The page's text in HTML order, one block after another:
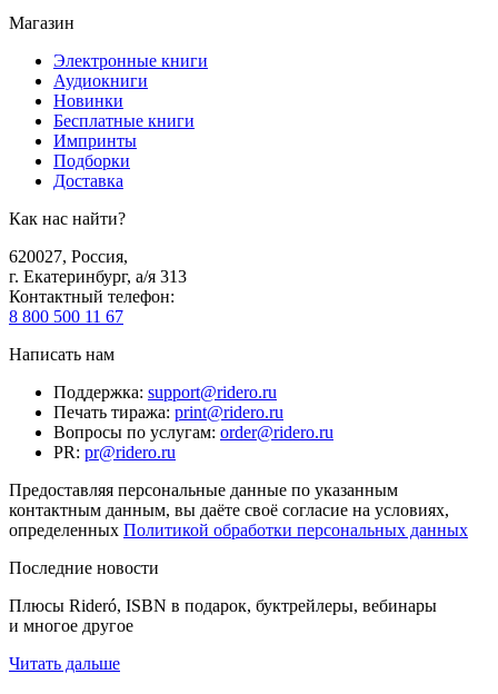
Магазин
Электронные книги
Аудиокниги
Новинки
Бесплатные книги
Импринты
Подборки
Доставка
Как нас найти?
620027, Россия,
г. Екатеринбург, а/я 313
Контактный телефон:
8 800 500 11 67
Написать нам
Поддержка: support@ridero.ru
Печать тиража: print@ridero.ru
Вопросы по услугам: order@ridero.ru
PR: pr@ridero.ru
Предоставляя персональные данные по указанным
контактным данным, вы даёте своё согласие на условиях,
определенных Политикой обработки персональных данных
Последние новости
Плюсы Rideró, ISBN в подарок, буктрейлеры, вебинары
и многое другое
Читать дальше